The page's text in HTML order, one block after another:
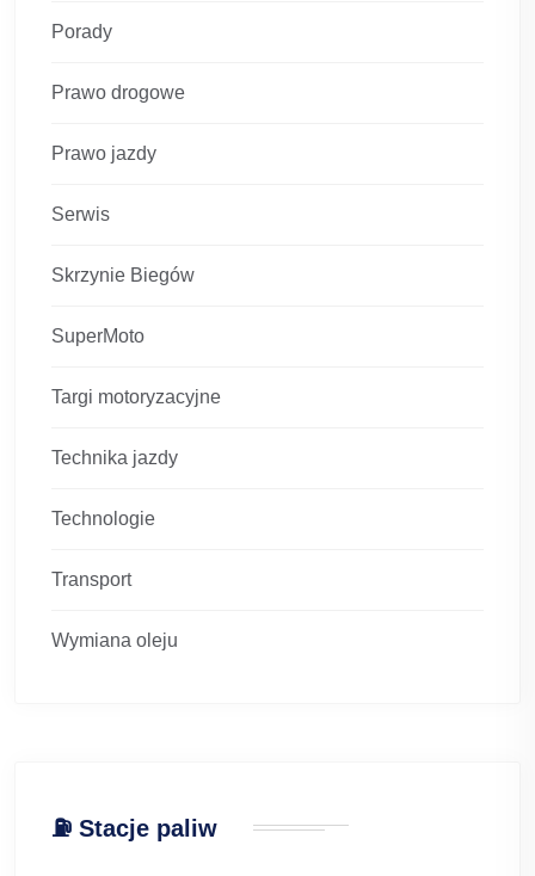
Porady
Prawo drogowe
Prawo jazdy
Serwis
Skrzynie Biegów
SuperMoto
Targi motoryzacyjne
Technika jazdy
Technologie
Transport
Wymiana oleju
⛽ Stacje paliw